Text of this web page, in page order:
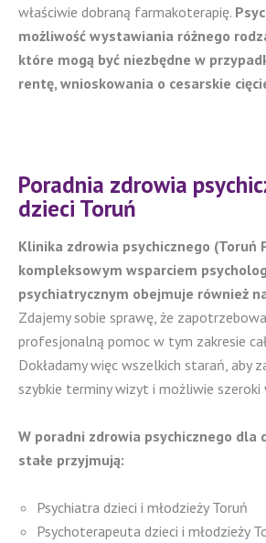
właściwie dobraną farmakoterapię.
możliwość wystawiania różnego
które mogą być niezbędne w
rentę, wnioskowania o cesarskie
Poradnia zdrowia
dzieci Toruń
Klinika zdrowia psychicznego (Toruń
kompleksowym wsparciem
psychiatrycznym obejmuje również
Zdajemy sobie sprawę, że
profesjonalną pomoc w tym zakresie
Dokładamy więc wszelkich starań, aby
szybkie terminy wizyt i możliwie szeroki
W poradni zdrowia psychicznego dla
stałe przyjmują:
Psychiatra dzieci i młodzieży Toruń
Psychoterapeuta dzieci i młodzieży